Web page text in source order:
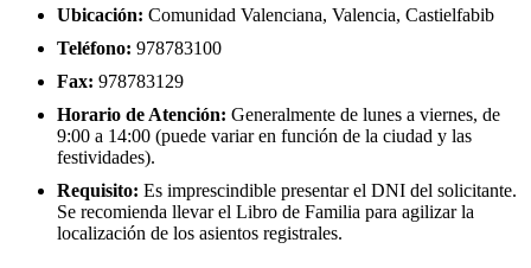
Ubicación: Comunidad Valenciana, Valencia, Castielfabib
Teléfono: 978783100
Fax: 978783129
Horario de Atención: Generalmente de lunes a viernes, de
9:00 a 14:00 (puede variar en función de la ciudad y las
festividades).
Requisito: Es imprescindible presentar el DNI del solicitante.
Se recomienda llevar el Libro de Familia para agilizar la
localización de los asientos registrales.